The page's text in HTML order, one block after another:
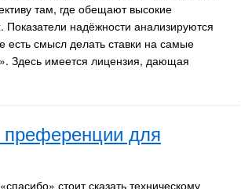
там, где обещают высокие
надёжности анализируются
есть смысл делать ставки на самые
Здесь имеется лицензия, дающая
преференции для
стоит сказать техническому